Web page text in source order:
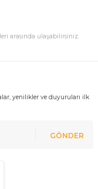
arasında ulaşabilirsiniz.
yenilikler ve duyuruları ilk
GÖNDER